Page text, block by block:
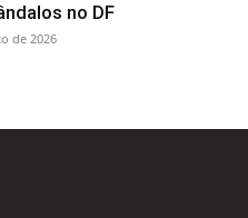
no DF
de 2026